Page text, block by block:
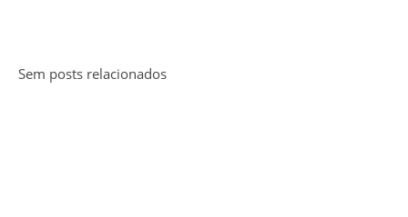
Sem posts relacionados